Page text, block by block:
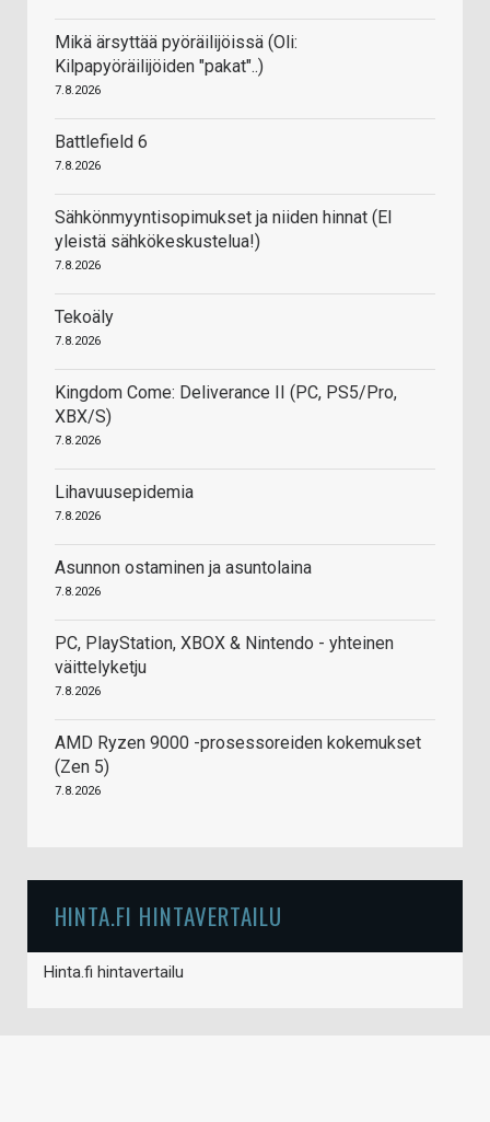
Mikä ärsyttää pyöräilijöissä (Oli:
Kilpapyöräilijöiden "pakat"..)
7.8.2026
Battlefield 6
7.8.2026
Sähkönmyyntisopimukset ja niiden hinnat (EI
yleistä sähkökeskustelua!)
7.8.2026
Tekoäly
7.8.2026
Kingdom Come: Deliverance II (PC, PS5/Pro,
XBX/S)
7.8.2026
Lihavuusepidemia
7.8.2026
Asunnon ostaminen ja asuntolaina
7.8.2026
PC, PlayStation, XBOX & Nintendo - yhteinen
väittelyketju
7.8.2026
AMD Ryzen 9000 -prosessoreiden kokemukset
(Zen 5)
7.8.2026
HINTA.FI HINTAVERTAILU
Hinta.fi hintavertailu